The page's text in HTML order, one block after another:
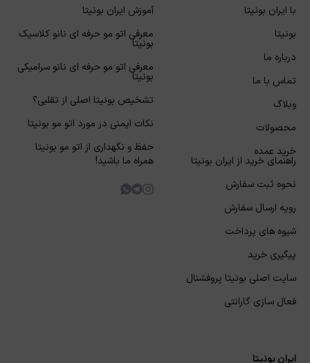
با ایران بونیتا
بونیتا
درباره ما
تماس با ما
وبلاگ
محصولات
خرید عمده
آموزش ایران بونیتا
معرفی اتو مو حرفه ای نانو کلاسیک
بونیتا
معرفی اتو مو حرفه ای نانو سرامیکی
بونیتا
تشخیص بونیتا اصلی از تقلبی؟
نکات ایمنی در مورد اتو مو بونیتا
حفظ و نگهداری از اتو مو بونیتا
راهنمای خرید از ایران بونیتا
نحوه ثبت سفارش
رویه ارسال سفارش
شیوه های پرداخت
پیگیری خرید
سایت اصلی بونیتا پروفشنال
فعال سازی گارانتی
همراه ما باشید!
ایران بونیتا